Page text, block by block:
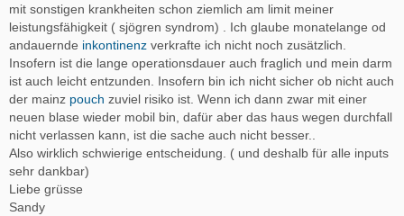
mit sonstigen krankheiten schon ziemlich am limit meiner
leistungsfähigkeit ( sjögren syndrom) . Ich glaube monatelange od
andauernde inkontinenz verkrafte ich nicht noch zusätzlich.
Insofern ist die lange operationsdauer auch fraglich und mein darm
ist auch leicht entzunden. Insofern bin ich nicht sicher ob nicht auch
der mainz pouch zuviel risiko ist. Wenn ich dann zwar mit einer
neuen blase wieder mobil bin, dafür aber das haus wegen durchfall
nicht verlassen kann, ist die sache auch nicht besser..
Also wirklich schwierige entscheidung. ( und deshalb für alle inputs
sehr dankbar)
Liebe grüsse
Sandy